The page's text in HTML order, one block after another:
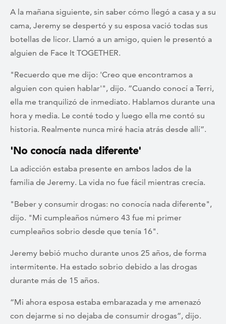
A la mañana siguiente, sin saber cómo llegó a casa y a su
cama, Jeremy se despertó y su esposa vació todas sus
botellas de licor. Llamó a un amigo, quien le presentó a
alguien de Face It TOGETHER.
"Recuerdo que me dijo: 'Creo que encontramos a
alguien con quien hablar'", dijo. “Cuando conocí a Terri,
ella me tranquilizó de inmediato. Hablamos durante una
hora y media. Le conté todo y luego ella me contó su
historia. Realmente nunca miré hacia atrás desde allí”.
'No conocía nada diferente'
La adicción estaba presente en ambos lados de la
familia de Jeremy. La vida no fue fácil mientras crecía.
"Beber y consumir drogas: no conocía nada diferente",
dijo. "Mi cumpleaños número 43 fue mi primer
cumpleaños sobrio desde que tenía 16".
Jeremy bebió mucho durante unos 25 años, de forma
intermitente. Ha estado sobrio debido a las drogas
durante más de 15 años.
“Mi ahora esposa estaba embarazada y me amenazó
con dejarme si no dejaba de consumir drogas”, dijo.